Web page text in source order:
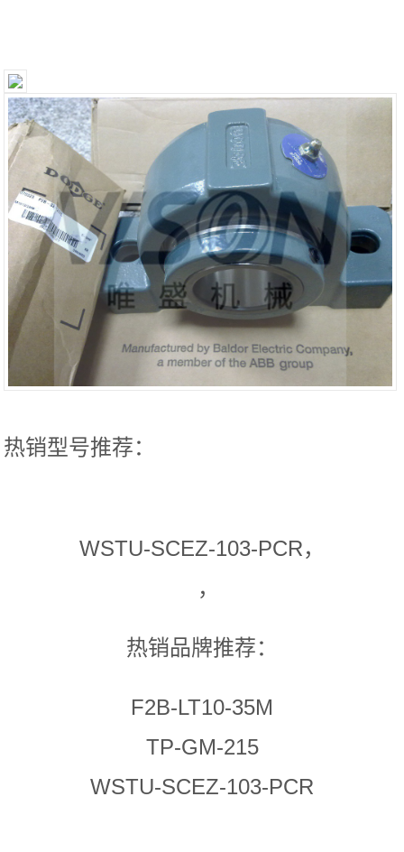
热销型号推荐：
WSTU-SCEZ-103-PCR，
，
热销品牌推荐：
F2B-LT10-35M
TP-GM-215
WSTU-SCEZ-103-PCR